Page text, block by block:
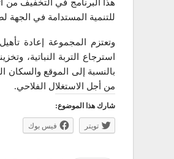
هذا البرنامج في التخفيف من
للتنمية المستدامة في الجهة
وتعتزم المجموعة إعادة
استرجاع التربة النباتية،
بالنسبة إلى الموقع والسكان
من أجل الاستغلال الفلاحي.
شارك هذا الموضوع:
تويتر فيس بوك